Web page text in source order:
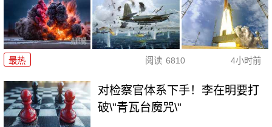
最热 阅读 6810 4小时前
对检察官体系下手！李在明要打
破\"青瓦台魔咒\"